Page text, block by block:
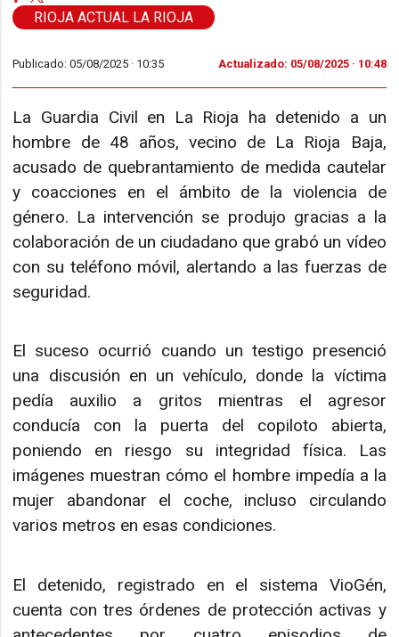
RIOJA ACTUAL LA RIOJA
Publicado: 05/08/2025 · 10:35 Actualizado: 05/08/2025 · 10:48
La Guardia Civil en La Rioja ha detenido a un
hombre de 48 años, vecino de La Rioja Baja,
acusado de quebrantamiento de medida cautelar
y coacciones en el ámbito de la violencia de
género. La intervención se produjo gracias a la
colaboración de un ciudadano que grabó un vídeo
con su teléfono móvil, alertando a las fuerzas de
seguridad.
El suceso ocurrió cuando un testigo presenció
una discusión en un vehículo, donde la víctima
pedía auxilio a gritos mientras el agresor
conducía con la puerta del copiloto abierta,
poniendo en riesgo su integridad física. Las
imágenes muestran cómo el hombre impedía a la
mujer abandonar el coche, incluso circulando
varios metros en esas condiciones.
El detenido, registrado en el sistema VioGén,
cuenta con tres órdenes de protección activas y